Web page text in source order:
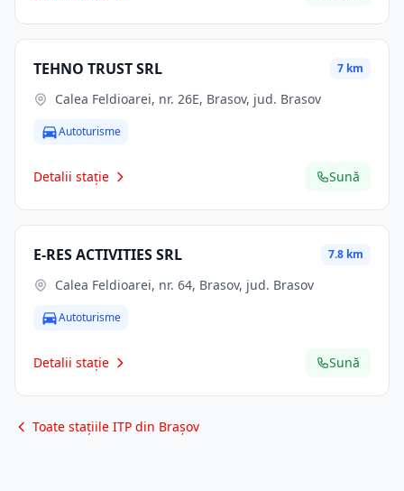
TEHNO TRUST SRL 7 km
Calea Feldioarei, nr. 26E, Brasov, jud. Brasov
Autoturisme
Detalii stație Sună
E-RES ACTIVITIES SRL 7.8 km
Calea Feldioarei, nr. 64, Brasov, jud. Brasov
Autoturisme
Detalii stație Sună
Toate stațiile ITP din Brașov